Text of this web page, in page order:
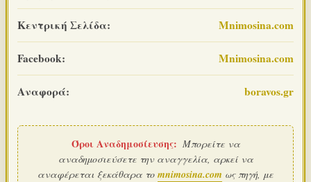
Κεντρική Σελίδα: Mnimosina.com
Facebook: Mnimosina.com
Αναφορά: boravos.gr
Όροι Αναδημοσίευσης: Μπορείτε να
αναδημοσιεύσετε την αναγγελία, αρκεί να
αναφέρεται ξεκάθαρα το mnimosina.com ως πηγή, με